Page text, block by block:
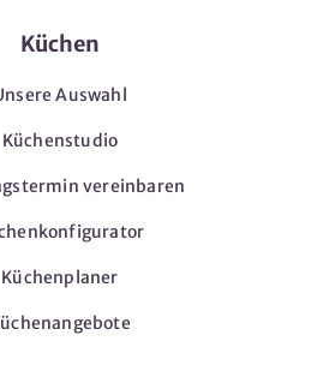
Küchen
Auswahl
Küchenstudio
vereinbaren
Küchenplaner